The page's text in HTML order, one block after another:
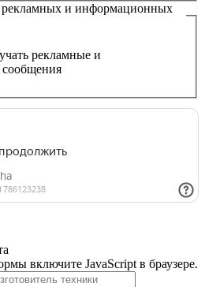
рекламных и информационных
рекламные и
включите JavaScript в браузере.